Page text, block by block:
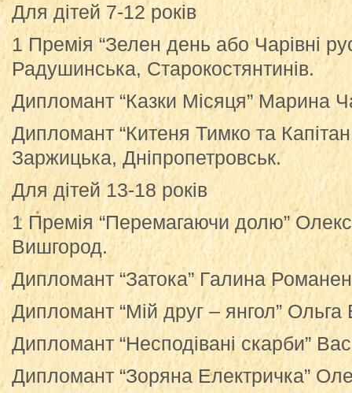
Для дітей 7-12 років
1 Премія “Зелен день або Чарівні
Радушинська, Старокостянтинів.
Дипломант “Казки Місяця” Марина
Дипломант “Китеня Тимко та
Заржицька, Дніпропетровськ.
Для дітей 13-18 років
1 Премія “Перемагаючи долю”
Вишгород.
Дипломант “Затока” Галина
Дипломант “Мій друг – янгол”
Дипломант “Несподівані скарби”
Дипломант “Зоряна Електричка”